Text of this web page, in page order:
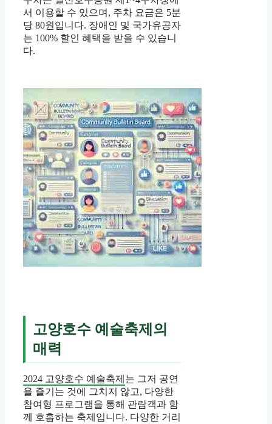
서 이용할 수 있으며, 주차 요금은 5분
당 80원입니다. 장애인 및 국가유공자
는 100% 할인 혜택을 받을 수 있습니
다.
고양호수 예술축제의
매력
2024 고양호수 예술축제 는 그저 공연
을 즐기는 것에 그치지 않고, 다양한
참여형 프로그램을 통해 관람객과 함
께 호흡하는 축제입니다. 다양한 거리